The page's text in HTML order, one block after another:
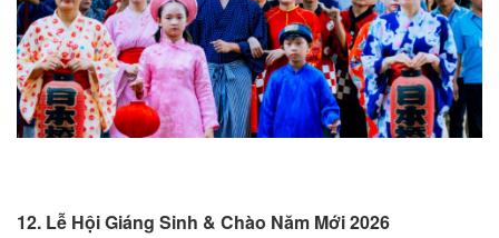
12. Lễ Hội Giáng Sinh & Chào Năm Mới 2026